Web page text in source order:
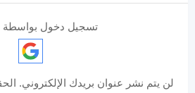
تسجيل دخول بواسطة
لن يتم نشر عنوان بريدك الإلكتروني.